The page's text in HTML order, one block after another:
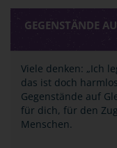
GEGENSTÄNDE
Viele denken: „Ich
das ist doch
Gegenstände auf
für dich, für den
Menschen.